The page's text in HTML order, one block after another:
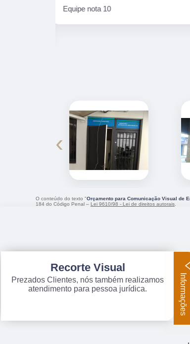
Uma empresa séria e com um
ótima qualidade
‹
O conteúdo do texto "Orçamento para Comunicação Visual de
184 do Código Penal – Lei 9610/98 - Lei de direitos autorais.
Recorte Visual
Prezados Clientes, nós também realizamos
atendimento para pessoa jurídica.
Informações